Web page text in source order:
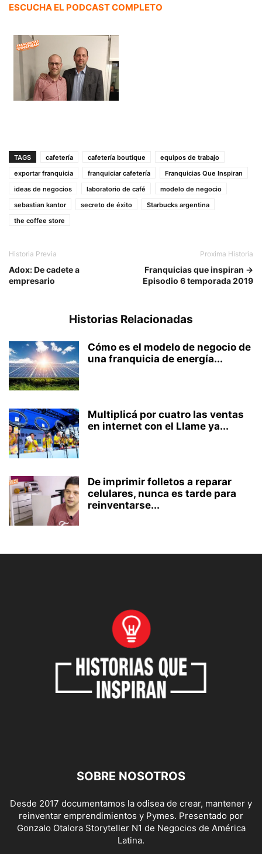
ESCUCHA EL PODCAST COMPLETO
TAGS cafetería cafetería boutique
equipos de trabajo
exportar franquicia
franquiciar cafetería
Franquicias Que Inspiran
ideas de negocios
laboratorio de café
modelo de negocio
sebastian kantor
secreto de éxito
Starbucks argentina
the coffee store
Historia Previa
Adox: De cadete a
empresario
Proxima Historia
Franquicias que inspiran →
Episodio 6 temporada 2019
Historias Relacionadas
Cómo es el modelo de negocio de
una franquicia de energía...
Multiplicá por cuatro las ventas
en internet con el Llame ya...
De imprimir folletos a reparar
celulares, nunca es tarde para
reinventarse...
SOBRE NOSOTROS
Desde 2017 documentamos la odisea de crear, mantener y
reinventar emprendimientos y Pymes. Presentado por
Gonzalo Otalora Storyteller N1 de Negocios de América
Latina.